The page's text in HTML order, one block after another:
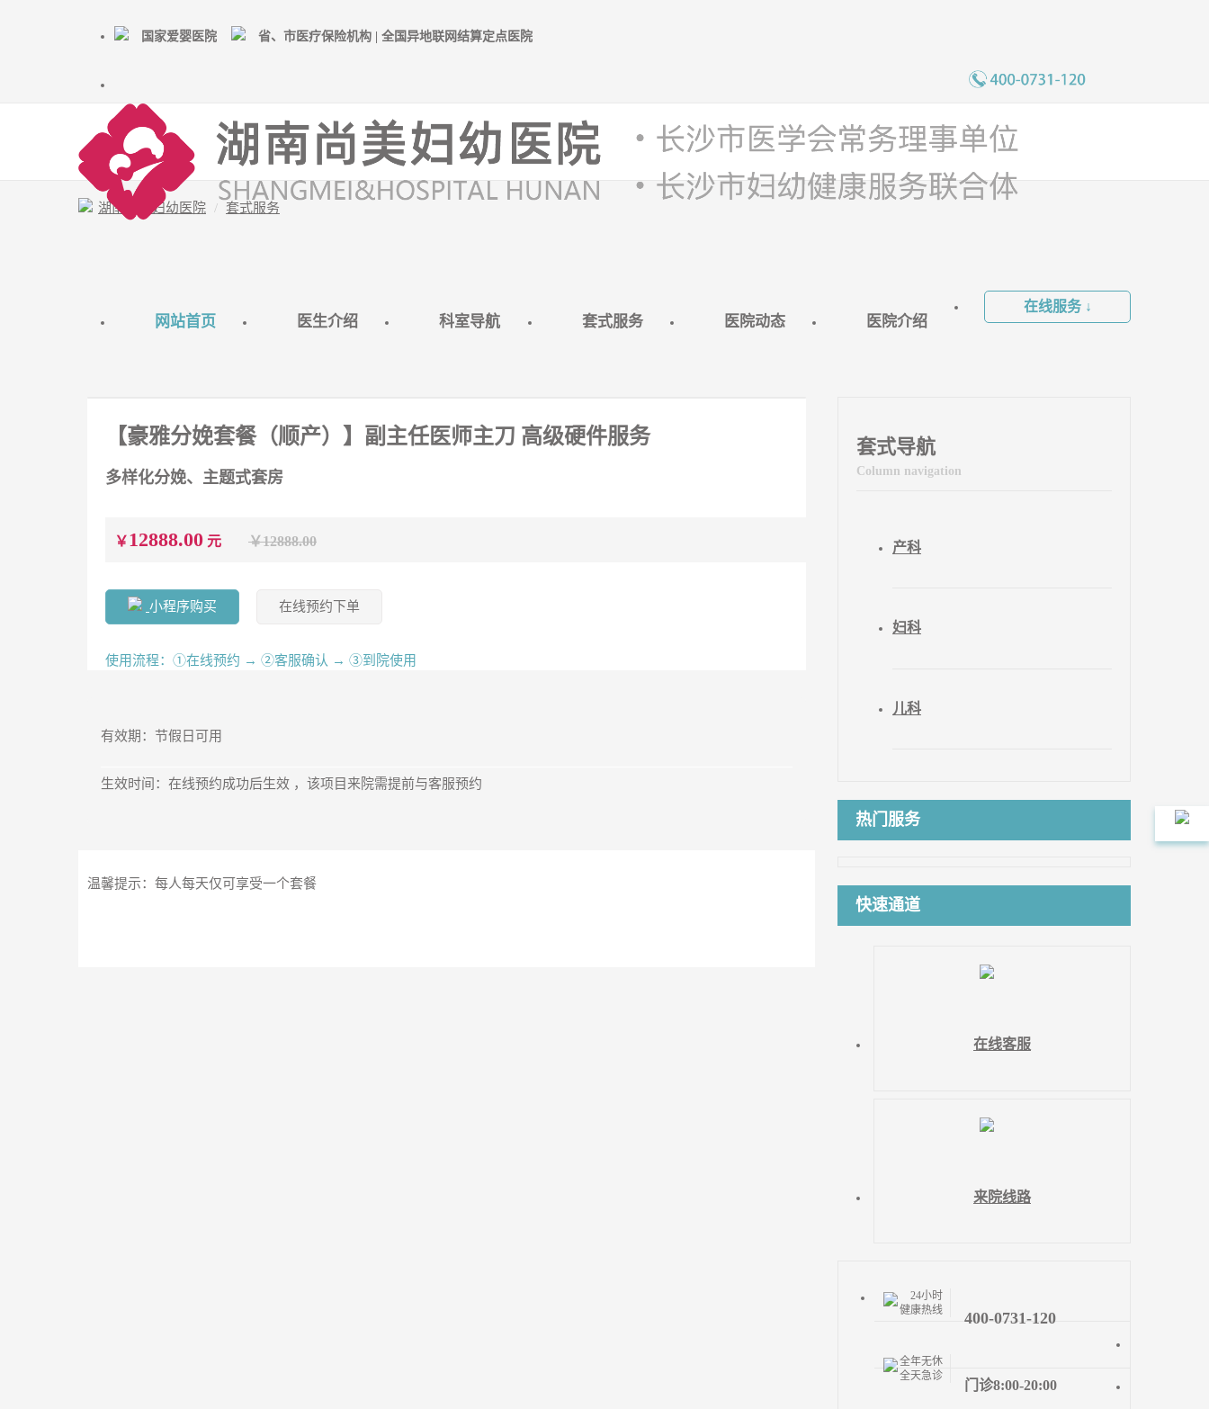
国家爱婴医院 省、市医疗保险机构 | 全国异地联网结算定点医院
网站首页 医生介绍 科室导航 套式服务 医院动态 医院介绍
在线服务 ↓
湖南尚美妇幼医院 套式服务
【豪雅分娩套餐（顺产）】副主任医师主刀 高级硬件服务
多样化分娩、主题式套房
￥12888.00 元 ￥12888.00
小程序购买 在线预约下单
使用流程：①在线预约 → ②客服确认 → ③到院使用
有效期：节假日可用
生效时间：在线预约成功后生效 ，该项目来院需提前与客服预约
温馨提示：每人每天仅可享受一个套餐
套式导航
Column navigation
产科
妇科
儿科
热门服务
快速通道
在线客服
来院线路
24小时
健康热线
400-0731-120
全年无休
全天急诊
门诊8:00-20:00